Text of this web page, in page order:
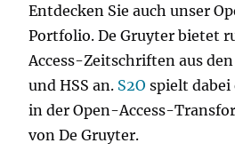
Entdecken Sie auch unser
Portfolio. De Gruyter bietet
Access-Zeitschriften aus
und HSS an. S2O spielt dabei
in der Open-Access-
von De Gruyter.